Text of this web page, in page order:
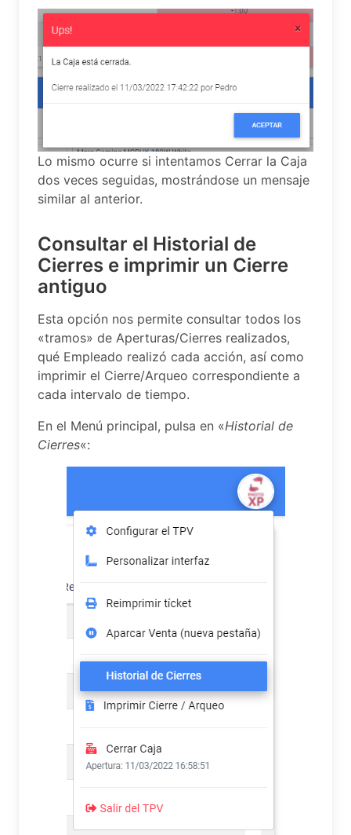
Lo mismo ocurre si intentamos Cerrar la Caja
dos veces seguidas, mostrándose un mensaje
similar al anterior.
Consultar el Historial de
Cierres e imprimir un Cierre
antiguo
Esta opción nos permite consultar todos los
«tramos» de Aperturas/Cierres realizados,
qué Empleado realizó cada acción, así como
imprimir el Cierre/Arqueo correspondiente a
cada intervalo de tiempo.
En el Menú principal, pulsa en «Historial de
Cierres«: